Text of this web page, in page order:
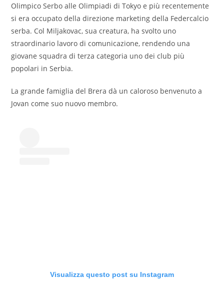
Olimpico Serbo alle Olimpiadi di Tokyo e più recentemente
si era occupato della direzione marketing della Federcalcio
serba. Col Miljakovac, sua creatura, ha svolto uno
straordinario lavoro di comunicazione, rendendo una
giovane squadra di terza categoria uno dei club più
popolari in Serbia.
La grande famiglia del Brera dà un caloroso benvenuto a
Jovan come suo nuovo membro.
Visualizza questo post su Instagram